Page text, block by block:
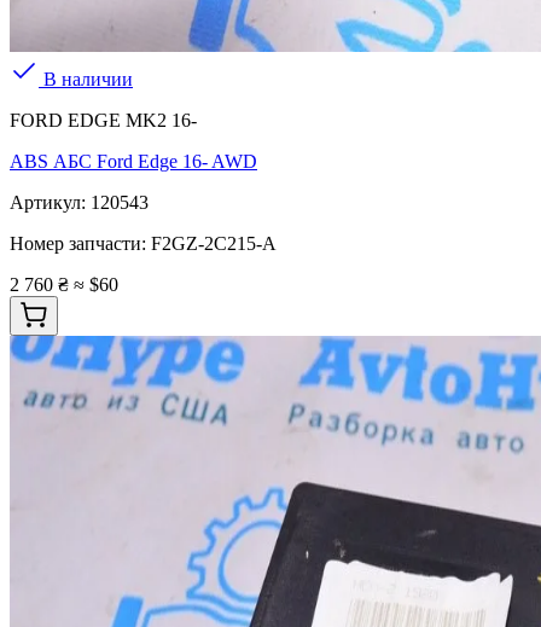
В наличии
FORD EDGE MK2 16-
ABS АБС Ford Edge 16- AWD
Артикул: 120543
Номер запчасти: F2GZ-2C215-A
2 760 ₴ ≈ $60